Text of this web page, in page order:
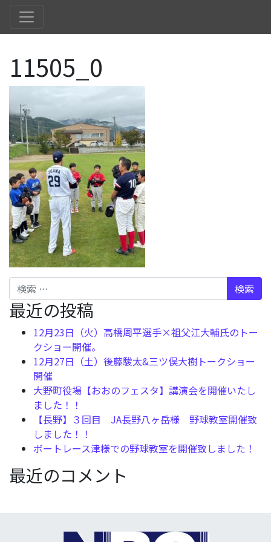
11505_0
検索
最近の投稿
12月23日（火）高橋周平選手×祖父江大輔氏のトー
クショー開催。
12月27日（土）後藤駿太&三ツ俣大樹トークショー
開催
大野町役場【おおのフェスタ】講演会を開催いたし
ました！！
【長野】３回目 JA長野八ヶ岳様 野球教室開催致
しました！！
ボートレース津様での野球教室を開催致しました！
最近のコメント